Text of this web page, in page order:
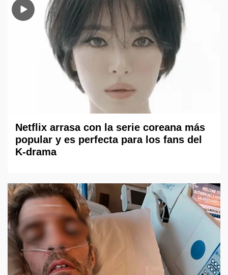
Netflix arrasa con la serie coreana más
popular y es perfecta para los fans del
K-drama